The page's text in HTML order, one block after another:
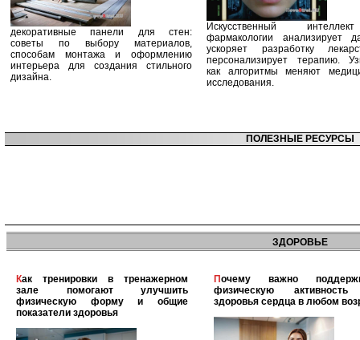
декоративные панели для стен:
советы по выбору материалов,
способам монтажа и оформлению
интерьера для создания стильного
дизайна.
Искусственный
фармакологии анализирует
ускоряет разработку
персонализирует терапию.
как алгоритмы меняют
исследования.
ПОЛЕЗНЫЕ РЕСУРСЫ
ЗДОРОВЬЕ
Как тренировки в тренажерном
зале помогают улучшить
физическую форму и общие
показатели здоровья
Почему важно поддерживать
физическую
здоровья сердца в любом